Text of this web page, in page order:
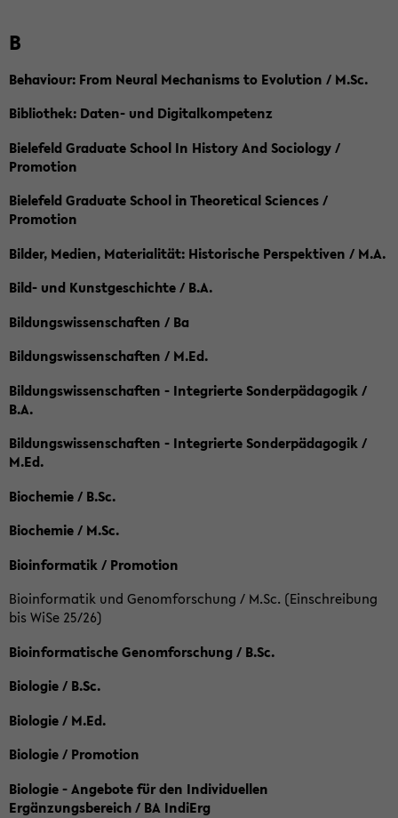
B
Behaviour: From Neural Mechanisms to Evolution / M.Sc.
Bibliothek: Daten- und Digitalkompetenz
Bielefeld Graduate School In History And Sociology /
Promotion
Bielefeld Graduate School in Theoretical Sciences /
Promotion
Bilder, Medien, Materialität: Historische Perspektiven / M.A.
Bild- und Kunstgeschichte / B.A.
Bildungswissenschaften / Ba
Bildungswissenschaften / M.Ed.
Bildungswissenschaften - Integrierte Sonderpädagogik /
B.A.
Bildungswissenschaften - Integrierte Sonderpädagogik /
M.Ed.
Biochemie / B.Sc.
Biochemie / M.Sc.
Bioinformatik / Promotion
Bioinformatik und Genomforschung / M.Sc. (Einschreibung
bis WiSe 25/26)
Bioinformatische Genomforschung / B.Sc.
Biologie / B.Sc.
Biologie / M.Ed.
Biologie / Promotion
Biologie - Angebote für den Individuellen
Ergänzungsbereich / BA IndiErg